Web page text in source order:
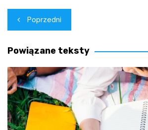
Nawigacja
wpisu
Poprzedni
Powiązane teksty